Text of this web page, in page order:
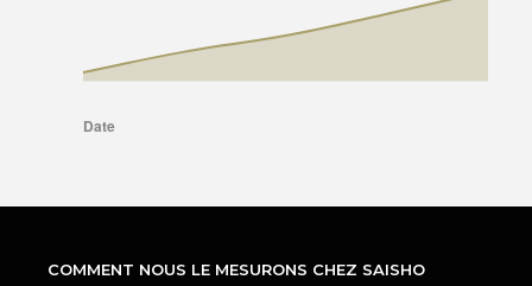
COMMENT NOUS LE MESURONS CHEZ SAISHO